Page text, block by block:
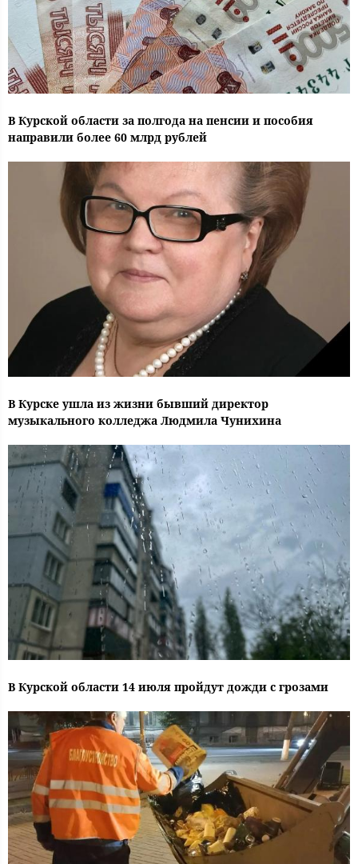
В Курской области за полгода на пенсии и пособия
направили более 60 млрд рублей
В Курске ушла из жизни бывший директор
музыкального колледжа Людмила Чунихина
В Курской области 14 июля пройдут дожди с грозами